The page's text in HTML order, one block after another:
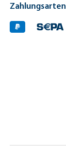
Zahlungsarten